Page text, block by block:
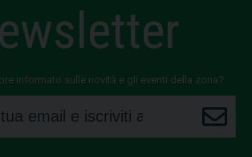
informato sulle novità e gli eventi della zona?